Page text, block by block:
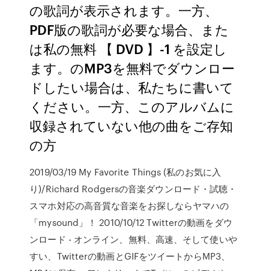
の歌詞が表示されます。一方、
PDF版の歌詞が必要な場合、また
は私の無料 【 DVD 】-1 を設定し
ます。のMP3を無料でダウンロー
ドしたい場合は、私たちに書いて
ください。一方、このアルバムに
収録されていない他の曲をご存知
の方
2019/03/19 My Favorite Things (私のお気に入
り)/Richard Rodgersの音楽ダウンロード・試聴・
スマホ対応の高音質な音楽をお探しならヤマハの
「mysound」！ 2010/10/12 Twitterの動画をダウ
ンロード - オンライン、無料、高速、そして使いや
すい、Twitterの動画とGIFをツイートからMP3、